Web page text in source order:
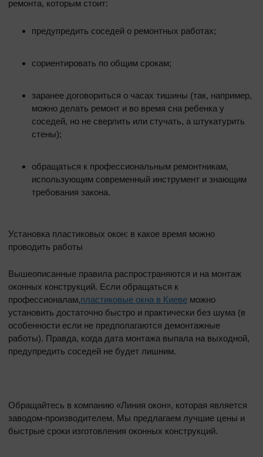
ремонта, которым стоит:
предупредить соседей о ремонтных работах;
сориентировать по общим срокам;
заранее договориться о часах тишины (так, например,
можно делать ремонт и во время сна ребенка у
соседей, но не сверлить или стучать, а штукатурить
стены);
обращаться к профессиональным ремонтникам,
использующим современный инструмент и знающим
требования закона.
Установка пластиковых окон: в какое время можно
проводить работы
Вышеописанные правила распространяются и на монтаж
оконных конструкций. Если обращаться к
профессионалам,пластиковые окна в Киеве можно
установить достаточно быстро и практически без шума (в
особенности если не предполагаются демонтажные
работы). Правда, когда дата монтажа выпала на выходной,
предупредить соседей не будет лишним.
Обращайтесь в компанию «Линия окон», которая является
заводом-производителем. Мы предлагаем лучшие цены и
быстрые сроки изготовления оконных конструкций.